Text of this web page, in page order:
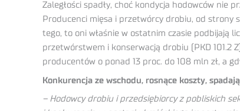
Zaległości spadły, choć kondycja hodowców
Producenci mięsa i przetwórcy drobiu, od strony
tego, to oni właśnie w ostatnim czasie podbijają
przetwórstwem i konserwacją drobiu (PKD 101.2
producentów o ponad 13 proc. do 108 mln zł, a
Konkurencja ze wschodu, rosnące koszty,
– Hodowcy drobiu i przedsiębiorcy z pobliskich